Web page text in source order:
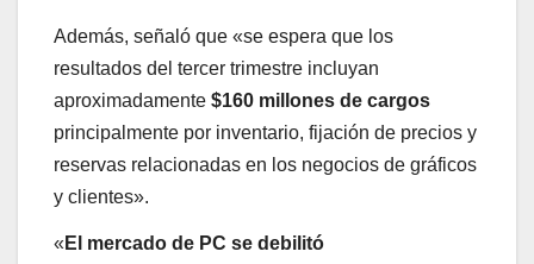
Además, señaló que «se espera que los
resultados del tercer trimestre incluyan
aproximadamente $160 millones de cargos
principalmente por inventario, fijación de precios y
reservas relacionadas en los negocios de gráficos
y clientes».
« El mercado de PC se debilitó